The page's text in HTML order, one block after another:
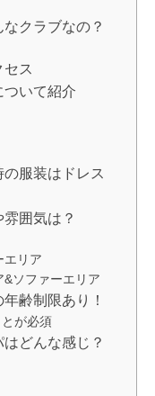
クラブなの？
ス
いて紹介
服装はドレス
囲気は？
リア
ソファーエリア
齢制限あり！
が必須
どんな感じ？